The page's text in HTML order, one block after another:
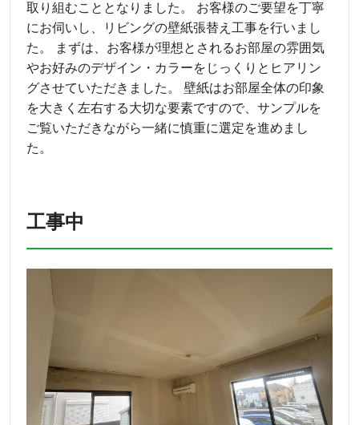
取り組むこととなりました。 お客様のご要望を丁寧
にお伺いし、リビングの壁紙張替え工事を行いまし
た。 まずは、お客様が理想とされるお部屋の雰囲気
やお好みのデザイン・カラーをじっくりとヒアリン
グさせていただきました。 壁紙はお部屋全体の印象
を大きく左右する大切な要素ですので、サンプルを
ご覧いただきながら一緒に慎重に選定を進めまし
た。
工事中